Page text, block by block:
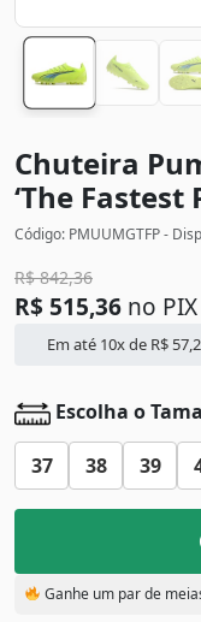
Chuteira
‘The Fastest
Código: PMUUMGTFP -
R$842,36
R$ 515,36 no PIX
Em até 10x de R$
Escolha o
37 38 39
Ganhe um par de